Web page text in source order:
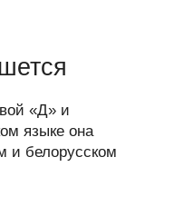
«Д» и
языке она
и белорусском